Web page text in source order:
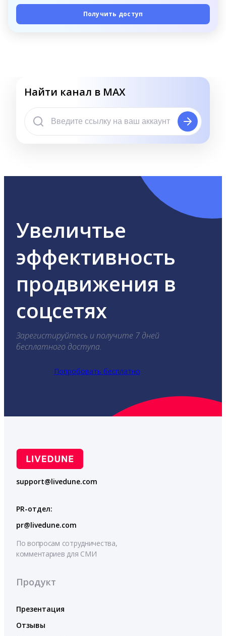
Получить доступ
Найти канал в MAX
Увеличтье
эффективность
продвижения в
соцсетях
Зарегистируйтесь и получите 7 дней
бесплатного доступа.
Попробовать бесплатно
support@livedune.com
PR-отдел:
pr@livedune.com
По вопросам сотрудничества,
комментариев для СМИ
Продукт
Презентация
Отзывы